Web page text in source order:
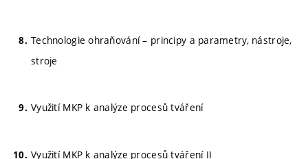
Technologie ohraňování – principy a parametry, nástroje,
stroje
Využití MKP k analýze procesů tváření
Využití MKP k analýze procesů tváření II